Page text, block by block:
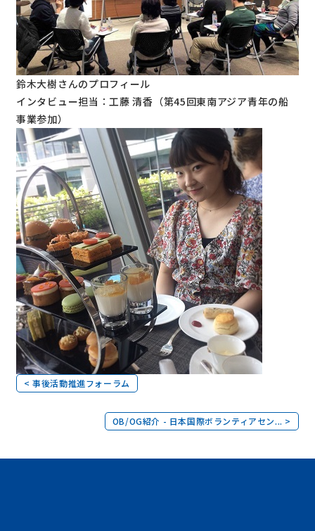
鈴木大樹さんのプロフィール
インタビュー担当：工藤 清香（第45回東南アジア青年の船
事業参加）
< 事後活動推進フォーラム
OB/OG紹介 - 日本国際ボランティアセン... >